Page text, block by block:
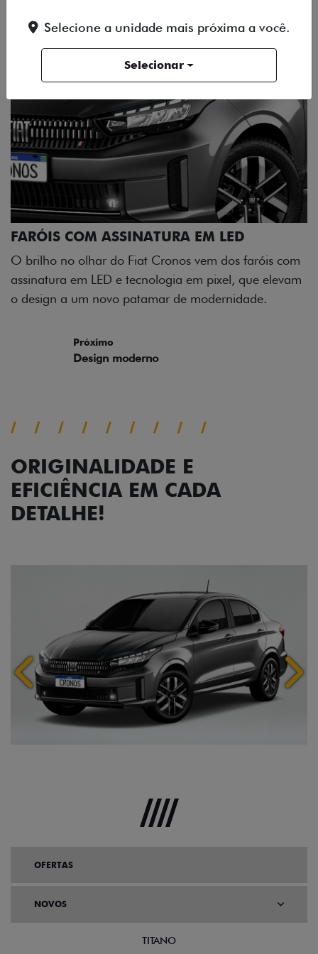
FARÓIS COM ASSINATURA EM LED
O brilho no olhar do Fiat Cronos vem dos faróis com
assinatura em LED e tecnologia em pixel, que elevam
o design a um novo patamar de modernidade.
Próximo
Design moderno
ORIGINALIDADE E
EFICIÊNCIA EM CADA
DETALHE!
Anterior
OFERTAS
NOVOS
TITANO
Selecione a unidade mais próxima a você.
Selecionar